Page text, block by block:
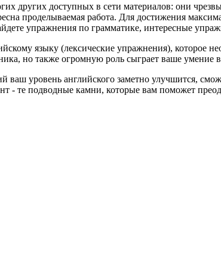
других доступных в сети материалов: они
проделываемая работа. Для достижения
упражнения по грамматике, интересные
языку (лексические упражнения), которое
но также огромную роль сыграет ваше умение
ваш уровень английского заметно улучшится,
- те подводные камни, которые вам поможет